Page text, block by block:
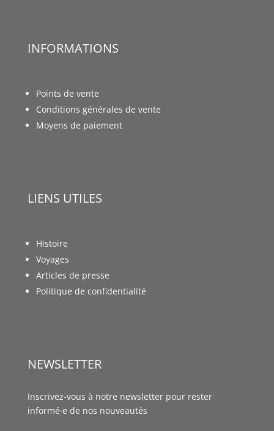
INFORMATIONS
Points de vente
Conditions générales de vente
Moyens de paiement
LIENS UTILES
Histoire
Voyages
Articles de presse
Politique de confidentialité
NEWSLETTER
Inscrivez-vous à notre newsletter pour rester
informé·e de nos nouveautés